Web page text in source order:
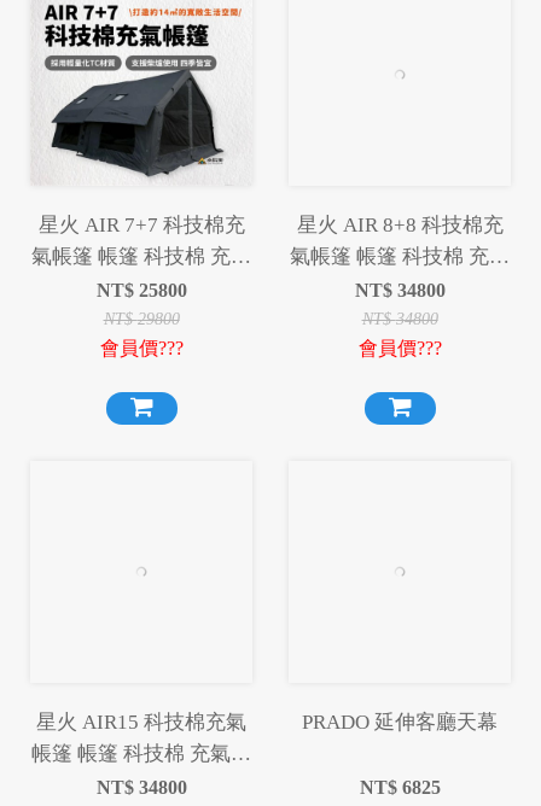
星火 AIR 7+7 科技棉充
氣帳篷 帳篷 科技棉 充氣
帳篷 充氣帳 露營 野營
NT$ 25800
NT$29800
會員價???
星火 AIR 8+8 科技棉充
氣帳篷 帳篷 科技棉 充氣
帳篷 充氣帳 露營 野營
NT$ 34800
NT$34800
會員價???
星火 AIR15 科技棉充氣
帳篷 帳篷 科技棉 充氣帳
篷 充氣帳 露營 野營
NT$ 34800
PRADO 延伸客廳天幕
NT$ 6825